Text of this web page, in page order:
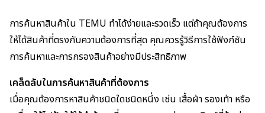
การค้นหาสินค้าใน TEMU ทำได้ง่ายและรวดเร็ว แต่ถ้าคุณต้องการ
ให้ได้สินค้าที่ตรงกับความต้องการที่สุด คุณควรรู้วิธีการใช้ฟังก์ชัน
การค้นหาและการกรองสินค้าอย่างมีประสิทธิภาพ
เคล็ดลับในการค้นหาสินค้าที่ต้องการ
เมื่อคุณต้องการหาสินค้าชนิดใดชนิดหนึ่ง เช่น เสื้อผ้า รองเท้า หรือ